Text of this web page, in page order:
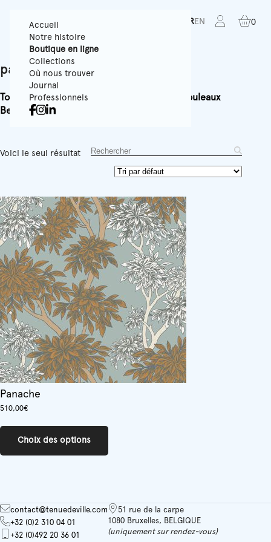
Accueil
Notre histoire
Boutique en ligne
Collections
Où nous trouver
Journal
Professionnels
FREN 0
panache
Tous Papiers Peints Texturés
Rouleaux
Best-sellersAccessoires
Voici le seul résultat
Panache
510,00€
Choix des options
peuvent
être
choisies
contact@tenuedeville.com
+32 (0)2 310 04 01
+32 (0)492 20 36 01
51 rue de la carpe
1080 Bruxelles, BELGIQUE
(uniquement sur rendez-vous)